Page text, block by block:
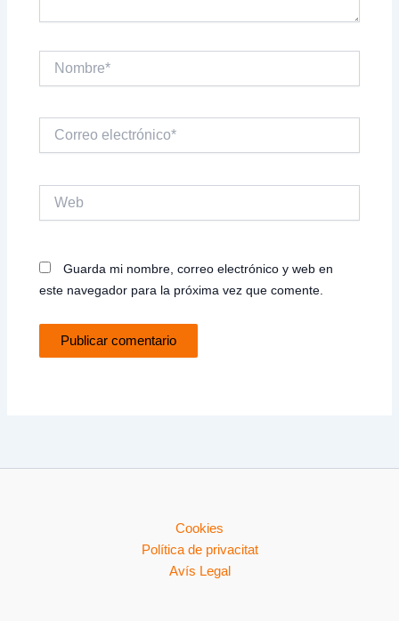
electrónico*
Guarda mi nombre, correo electrónico y web en
este navegador para la próxima vez que comente.
Cookies
Política de privacitat
Avís Legal